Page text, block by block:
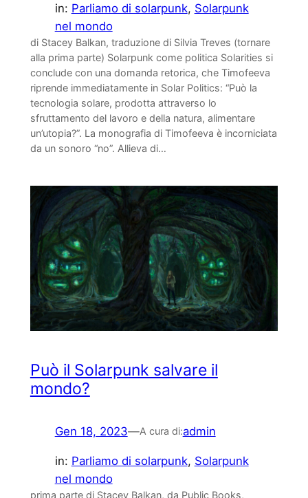
in: Parliamo di solarpunk, Solarpunk
nel mondo
di Stacey Balkan, traduzione di Silvia Treves (tornare
alla prima parte) Solarpunk come politica Solarities si
conclude con una domanda retorica, che Timofeeva
riprende immediatamente in Solar Politics: “Può la
tecnologia solare, prodotta attraverso lo
sfruttamento del lavoro e della natura, alimentare
un’utopia?”. La monografia di Timofeeva è incorniciata
da un sonoro “no”. Allieva di…
Può il Solarpunk salvare il
mondo?
Gen 18, 2023—A cura di:admin
in: Parliamo di solarpunk, Solarpunk
nel mondo
prima parte di Stacey Balkan, da Public Books,